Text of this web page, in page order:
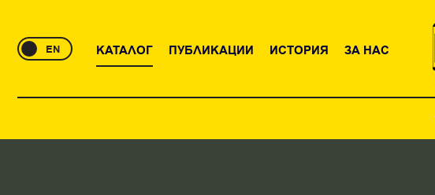
EN КАТАЛОГ ПУБЛИКАЦИИ ИСТОРИЯ ЗА НАС